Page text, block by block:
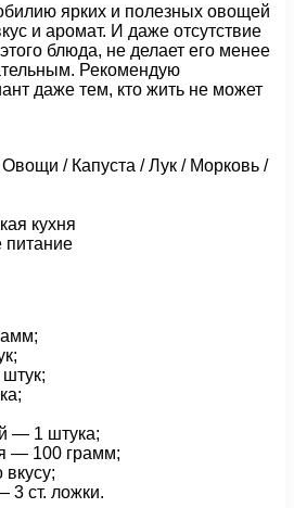
ярких и полезных овощей
и аромат. И даже отсутствие
блюда, не делает его менее
Рекомендую
даже тем, кто жить не может
/ Капуста / Лук / Морковь /
кухня
питание
— 1 штука;
— 100 грамм;
3 ст. ложки.